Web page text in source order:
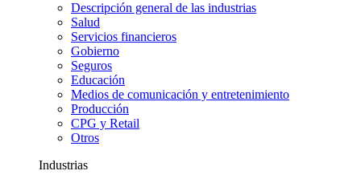
Descripción general de las industrias
Salud
Servicios financieros
Gobierno
Seguros
Educación
Medios de comunicación y entretenimiento
Producción
CPG y Retail
Otros
Industrias